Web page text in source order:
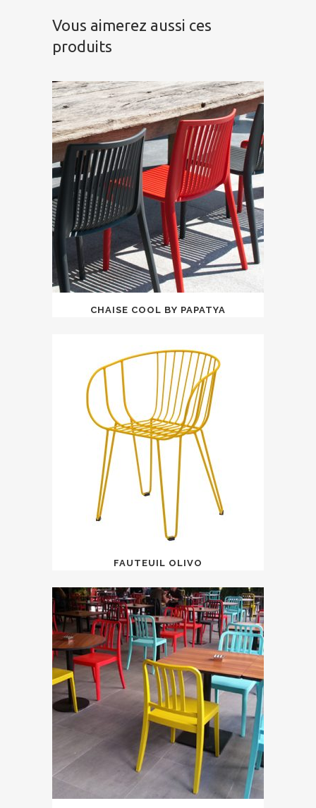
Vous aimerez aussi ces
produits
CHAISE COOL BY PAPATYA
FAUTEUIL OLIVO